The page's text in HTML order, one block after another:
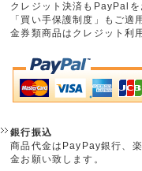
クレジット決済もPayPalを
「買い手保護制度」もご適
金券類商品はクレジット利
銀行振込
商品代金はPayPay銀行、
金お願い致します。